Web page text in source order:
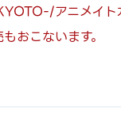
アニメイト
おこないます。